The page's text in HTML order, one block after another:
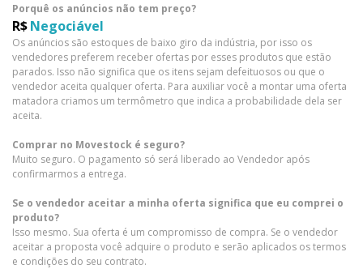
Porquê os anúncios não tem preço?
R$Negociável
Os anúncios são estoques de baixo giro da indústria, por isso os
vendedores preferem receber ofertas por esses produtos que estão
parados. Isso não significa que os itens sejam defeituosos ou que o
vendedor aceita qualquer oferta. Para auxiliar você a montar uma oferta
matadora criamos um termômetro que indica a probabilidade dela ser
aceita.
Comprar no Movestock é seguro?
Muito seguro. O pagamento só será liberado ao Vendedor após
confirmarmos a entrega.
Se o vendedor aceitar a minha oferta significa que eu comprei o
produto?
Isso mesmo. Sua oferta é um compromisso de compra. Se o vendedor
aceitar a proposta você adquire o produto e serão aplicados os termos
e condições do seu contrato.